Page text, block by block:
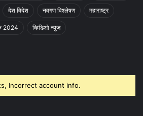
देश विदेश नवगण विश्लेषण महाराष्ट्र
2024 व्हिडिओ न्युज
Incorrect account info.